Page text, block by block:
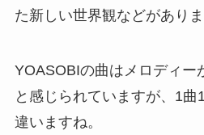
た新しい世界観などがありま
YOASOBIの曲はメロディー
と感じられていますが、1
違いますね。